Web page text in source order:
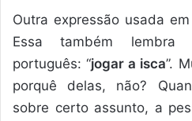
Outra expressão usada
Essa também lembra
português: “jogar a isca”.
porquê delas, não?
sobre certo assunto, a